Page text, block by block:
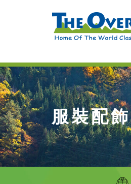
服裝配飾